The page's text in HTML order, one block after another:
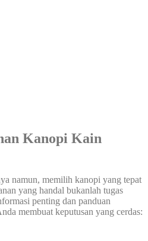
Kanopi Kain
namun, memilih kanopi yang tepat
yang handal bukanlah tugas
penting dan panduan
membuat keputusan yang cerdas: